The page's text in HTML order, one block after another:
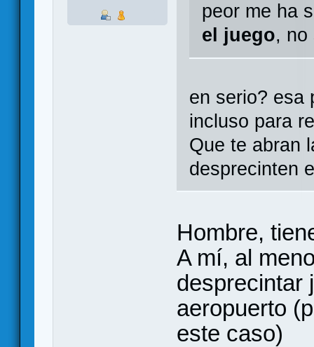
peor me ha
el juego, no
en serio? esa
incluso para
Que te abran
desprecinten
Hombre,
A mí, al
desprecintar
aeropuerto
este caso)